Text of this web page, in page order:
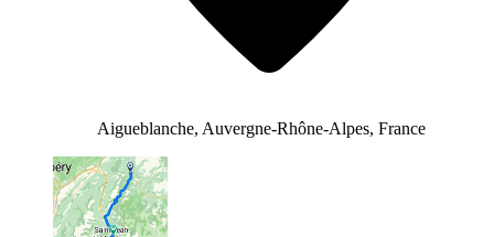
Aigueblanche, Auvergne-Rhône-Alpes, France